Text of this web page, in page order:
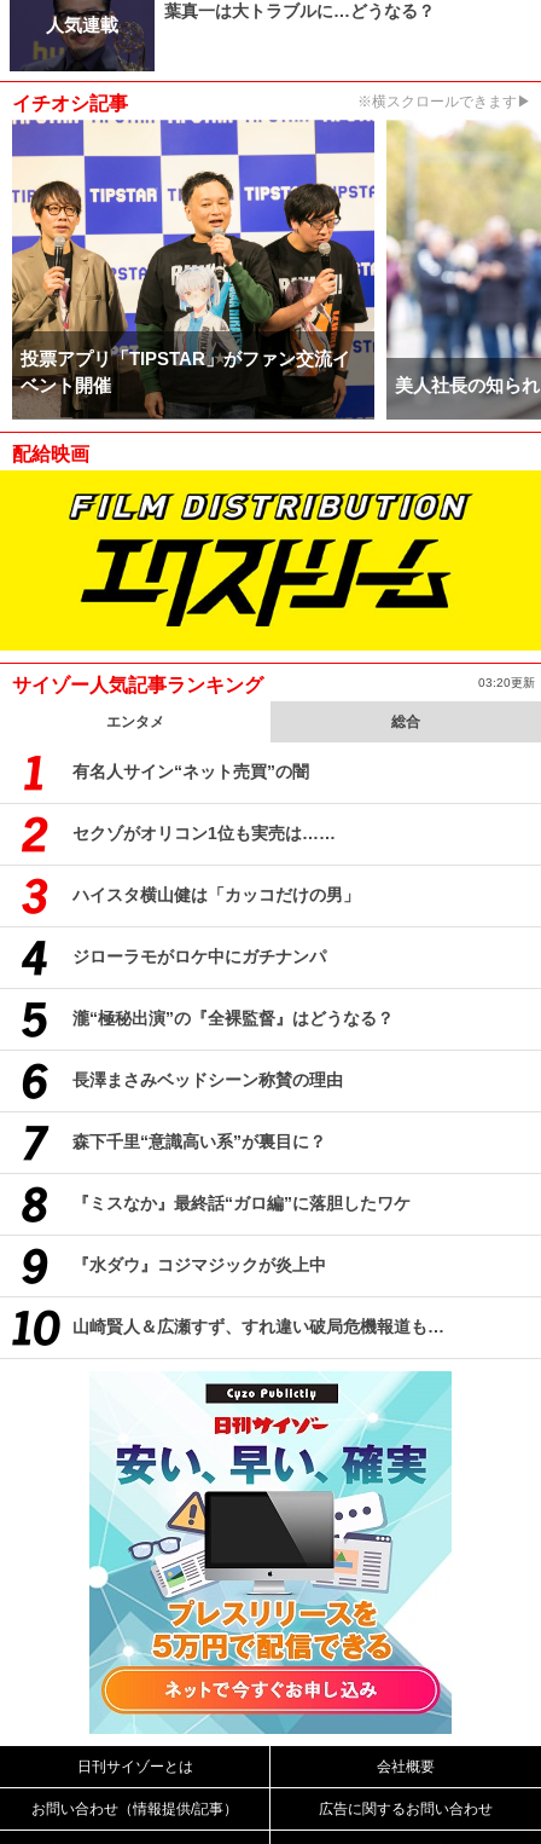
人気連載
葉真一は大トラブルに…どうなる？
イチオシ記事 ※横スクロールできます▶
投票アプリ「TIPSTAR」がファン交流イ
ベント開催
美人社長の知ら
配給映画
サイゾー人気記事ランキング 03:20更新
エンタメ 総合
有名人サイン“ネット売買”の闇
セクゾがオリコン1位も実売は……
ハイスタ横山健は「カッコだけの男」
ジローラモがロケ中にガチナンパ
瀧“極秘出演”の『全裸監督』はどうなる？
長澤まさみベッドシーン称賛の理由
森下千里“意識高い系”が裏目に？
『ミスなか』最終話“ガロ編”に落胆したワケ
『水ダウ』コジマジックが炎上中
山崎賢人＆広瀬すず、すれ違い破局危機報道も…
日刊サイゾーとは 会社概要
お問い合わせ（情報提供/記事） 広告に関するお問い合わせ